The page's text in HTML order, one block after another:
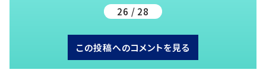
26 / 28
この投稿へのコメントを見る